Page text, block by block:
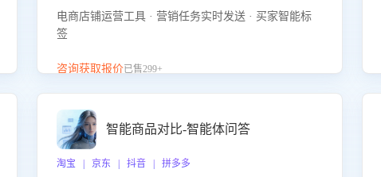
电商店铺运营工具 · 营销任务实时发送 · 买家智能标
签
咨询获取报价已售299+
智能商品对比-智能体问答
淘宝 | 京东 | 抖音 | 拼多多